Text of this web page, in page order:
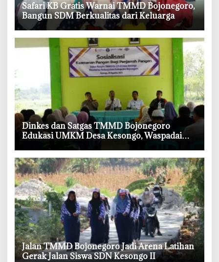
‎Safari KB Gratis Warnai TMMD Bojonegoro,
Bangun SDM Berkualitas dari Keluarga
‎Dinkes dan Satgas TMMD Bojonegoro
Edukasi UMKM Desa Kesongo, Waspadai
Boraks dan Formalin
‎Jalan TMMD Bojonegoro Jadi Arena Latihan
Gerak Jalan Siswa SDN Kesongo II